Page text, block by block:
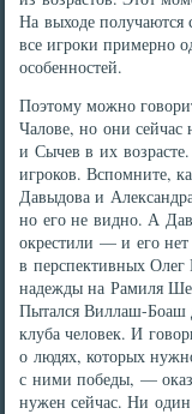
На выходе
все игроки примерно
особенностей.
Поэтому можно
Чалове, но они сейчас
и Сычев в их
игроков. Вспомните,
Давыдова и
но его не видно. А
окрестили — и его
в перспективных
надежды на Рамиля
Пытался Виллаш-Боаш
клуба человек. И
о людях, которых
с ними победы, —
нужен сейчас. Ни один